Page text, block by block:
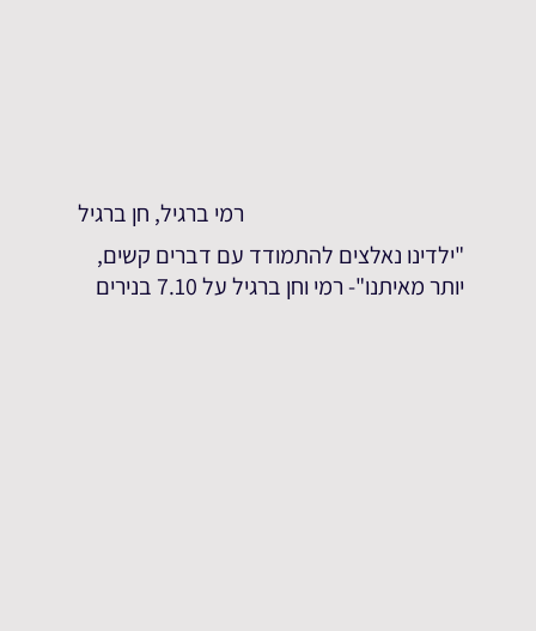
רמי ברגיל, חן ברגיל
"ילדינו נאלצים להתמודד עם דברים קשים,
יותר מאיתנו"- רמי וחן ברגיל על 7.10 בנירים